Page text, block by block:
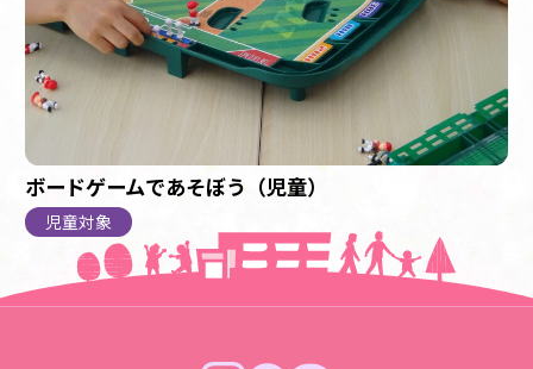
ボードゲームであそぼう（児童）
児童対象